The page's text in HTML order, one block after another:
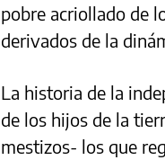
pobre acriollado de
derivados de la
La historia de la
de los hijos de la
mestizos- los que